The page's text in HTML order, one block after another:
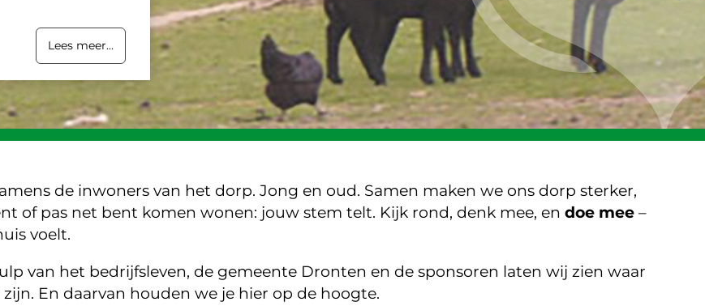
Lees meer...
de inwoners van het dorp. Jong en oud. Samen maken we ons dorp sterker,
of pas net bent komen wonen: jouw stem telt. Kijk rond, denk mee, en doe mee –
voelt.
van het bedrijfsleven, de gemeente Dronten en de sponsoren laten wij zien waar
En daarvan houden we je hier op de hoogte.